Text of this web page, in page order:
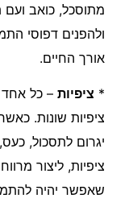
מתוסכל, כואב ועם
ולהפנים דפוסי
אורך החיים.
* ציפיות – כל אחד
ציפיות שונות.
יגרום לתסכול,
ציפיות, ליצור
שאפשר יהיה